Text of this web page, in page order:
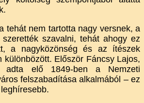
tehát nem tartotta nagy versnek, a
szerették szavalni, tehát ahogy ez
a nagyközönség és az ítészek
különbözött. Először Fáncsy Lajos,
elő 1849-ben a Nemzeti
felszabadítása alkalmából – ez